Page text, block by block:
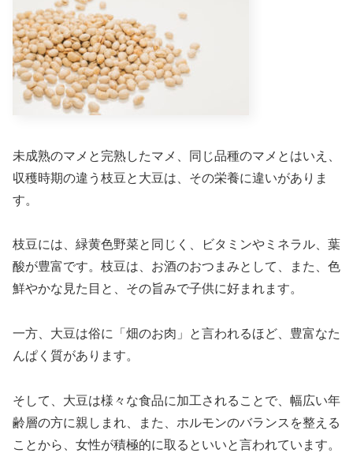
未成熟のマメと完熟したマメ、同じ品種のマメとはいえ、
収穫時期の違う枝豆と大豆は、その栄養に違いがありま
す。
枝豆には、緑黄色野菜と同じく、ビタミンやミネラル、葉
酸が豊富です。枝豆は、お酒のおつまみとして、また、色
鮮やかな見た目と、その旨みで子供に好まれます。
一方、大豆は俗に「畑のお肉」と言われるほど、豊富なた
んぱく質があります。
そして、大豆は様々な食品に加工されることで、幅広い年
齢層の方に親しまれ、また、ホルモンのバランスを整える
ことから、女性が積極的に取るといいと言われています。